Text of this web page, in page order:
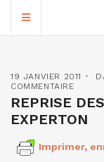
19 JANVIER 2011
COMMENTAIRE
REPRISE
EXPERTON
Imprimer,